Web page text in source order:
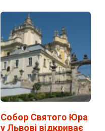
Собор Святого Юра
у Львові відкриває